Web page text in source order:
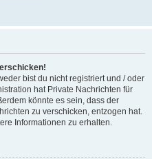
bist du nicht registriert und / oder
hat Private Nachrichten für
könnte es sein, dass der
zu verschicken, entzogen hat.
Informationen zu erhalten.